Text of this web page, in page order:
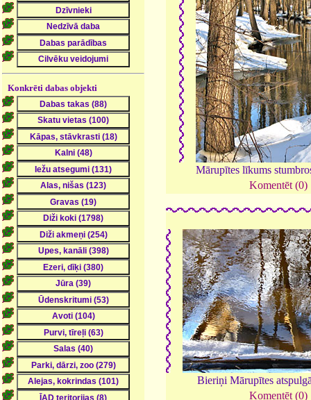
Konkrēti dabas objekti
Mārupītes līkums
Komentēt (0)
Bieriņi Mārupītes
Komentēt (0)